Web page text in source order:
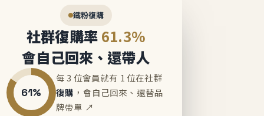
鐵粉復購
社群復購率 61.3%
會自己回來、還帶人
61%
每 3 位會員就有 1 位在社群
復購 ，會自己回來、還替品
牌帶單 ↗